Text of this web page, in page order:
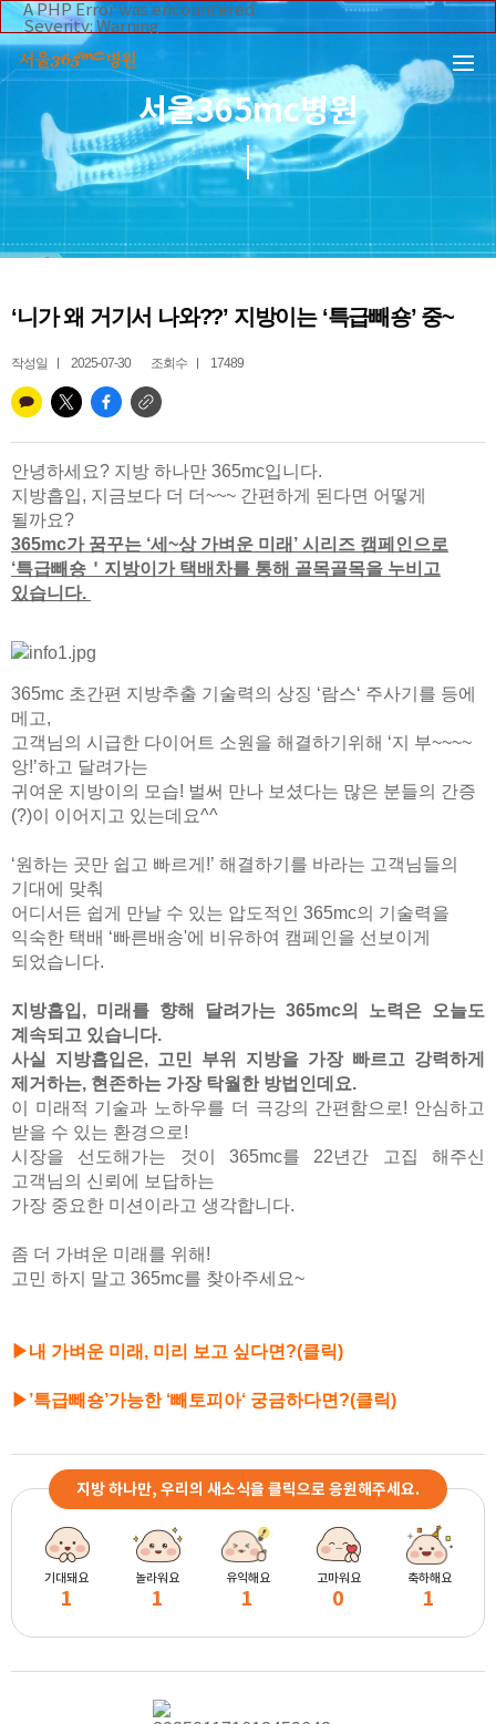
A PHP Error was encountered
Severity: Warning
Message: Invalid argument supplied for foreach()
Filename: _inc/header_body.php
Line Number: 108
File:
/home/suction/public_html/application/views/mobile/
Line: 108
Function: _error_handler
File:
/home/suction/public_html/application/views/mobile/
Line: 295
File:
/home/suction/public_html/application/core/
File:
/home/suction/public_html/application/controllers/
Function: view_print
File: /home/suction/public_html/index.php
Line: 327
Function: require_once
본문 바로가기
서울365mc병원
‘니가 왜 거기서 나와??’ 지방이는 ‘특급빼숑’ 중~
작성일 2025-07-30 조회수 17489
안녕하세요? 지방 하나만 365mc입니다.
지방흡입, 지금보다 더 더~~~ 간편하게 된다면 어떻게
될까요?
365mc가 꿈꾸는 ‘세~상 가벼운 미래’ 시리즈 캠페인으로
‘특급빼숑＇지방이가 택배차를 통해 골목골목을 누비고
있습니다.
365mc 초간편 지방추출 기술력의 상징 ‘람스‘ 주사기를 등에
메고,
고객님의 시급한 다이어트 소원을 해결하기위해 ‘지 부~~~~
앙!’하고 달려가는
귀여운 지방이의 모습! 벌써 만나 보셨다는 많은 분들의 간증
(?)이 이어지고 있는데요^^
‘원하는 곳만 쉽고 빠르게!’ 해결하기를 바라는 고객님들의
기대에 맞춰
어디서든 쉽게 만날 수 있는 압도적인 365mc의 기술력을
익숙한 택배 ‘빠른배송'에 비유하여 캠페인을 선보이게
되었습니다.
지방흡입, 미래를 향해 달려가는 365mc의 노력은 오늘도
계속되고 있습니다.
사실 지방흡입은, 고민 부위 지방을 가장 빠르고 강력하게
제거하는, 현존하는 가장 탁월한 방법인데요.
이 미래적 기술과 노하우를 더 극강의 간편함으로! 안심하고
받을 수 있는 환경으로!
시장을 선도해가는 것이 365mc를 22년간 고집 해주신
고객님의 신뢰에 보답하는
가장 중요한 미션이라고 생각합니다.
좀 더 가벼운 미래를 위해!
고민 하지 말고 365mc를 찾아주세요~
▶내 가벼운 미래, 미리 보고 싶다면?(클릭)
▶’특급빼숑’가능한 ‘빼토피아‘ 궁금하다면?(클릭)
지방 하나만, 우리의 새소식을 클릭으로 응원해주세요.
기대돼요
1
놀라워요
1
유익해요
1
고마워요
0
축하해요
1